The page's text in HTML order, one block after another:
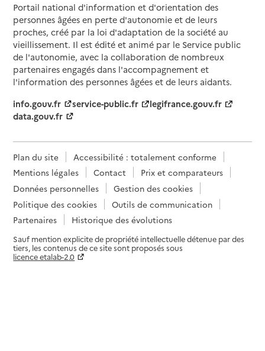
Portail national d'information et d'orientation des
personnes âgées en perte d'autonomie et de leurs
proches, créé par la loi d'adaptation de la société au
vieillissement. Il est édité et animé par le Service public
de l'autonomie, avec la collaboration de nombreux
partenaires engagés dans l'accompagnement et
l'information des personnes âgées et de leurs aidants.
info.gouv.fr
service-public.fr
legifrance.gouv.fr
data.gouv.fr
Plan du site
Accessibilité : totalement conforme
Mentions légales
Contact
Prix et comparateurs
Données personnelles
Gestion des cookies
Politique des cookies
Outils de communication
Partenaires
Historique des évolutions
Sauf mention explicite de propriété intellectuelle détenue par des
tiers, les contenus de ce site sont proposés sous
licence etalab-2.0